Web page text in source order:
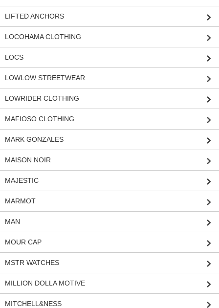
LIFTED ANCHORS
LOCOHAMA CLOTHING
LOCS
LOWLOW STREETWEAR
LOWRIDER CLOTHING
MAFIOSO CLOTHING
MARK GONZALES
MAISON NOIR
MAJESTIC
MARMOT
MAN
MOUR CAP
MSTR WATCHES
MILLION DOLLA MOTIVE
MITCHELL&NESS